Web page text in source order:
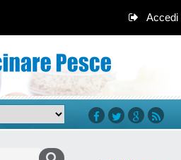
Accedi